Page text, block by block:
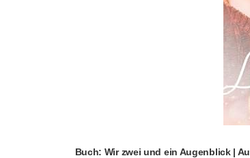
Buch: Wir zwei und ein Augenblick |